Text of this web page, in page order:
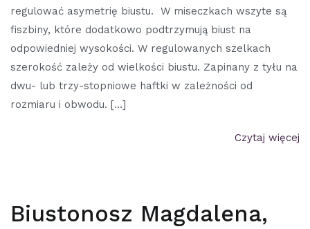
regulować asymetrię biustu. W miseczkach wszyte są
fiszbiny, które dodatkowo podtrzymują biust na
odpowiedniej wysokości. W regulowanych szelkach
szerokość zależy od wielkości biustu. Zapinany z tyłu na
dwu- lub trzy-stopniowe haftki w zależności od
rozmiaru i obwodu. […]
Czytaj więcej
Biustonosz Magdalena,